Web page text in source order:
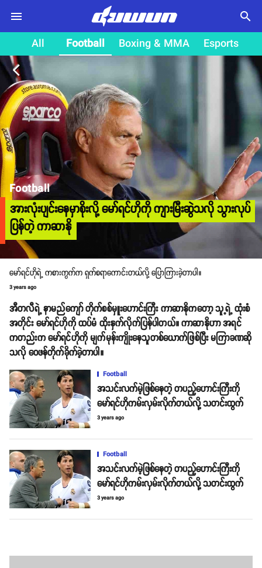
search
All Football Boxing & MMA Esports
arrow_back_ios
Football
အားလုံးပျင်းနေမှာစိုးလို့ မော်ရင်ဟိုကို ကျားမြီးဆွဲသလို သွားလုပ်
ပြန်တဲ့ ကာဆာနို
မော်ရင်ဟိုရဲ့ ကစားကွက်က ရှက်စရာကောင်းတယ်လို့ ပြောကြားခဲ့တာပါ။
3 years ago
အီတလီရဲ့ နာမည်ကျော် တိုက်စစ်မှူးဟောင်းကြီး ကာဆာနိုကတော့ သူ့ရဲ့ ထုံးစံ
အတိုင်း မော်ရင်ဟိုကို ထပ်မံ ထိုးနှက်လိုက်ပြန်ပါတယ်။ ကာဆာနိုဟာ အရင်
ကတည်းက မော်ရင်ဟိုကို မျက်မုန်းကျိုးနေသူတစ်ယောက်ဖြစ်ပြီး မကြာခဏဆို
သလို ဝေဖန်တိုက်ခိုက်ခဲ့တာပါ။
Football
အသင်းလက်မဲ့ဖြစ်နေတဲ့ တပည့်ဟောင်းကြီးကို
မော်ရင်ဟိုကမ်းလှမ်းလိုက်တယ်လို့ သတင်းထွက်
3 years ago
Football
အသင်းလက်မဲ့ဖြစ်နေတဲ့ တပည့်ဟောင်းကြီးကို
မော်ရင်ဟိုကမ်းလှမ်းလိုက်တယ်လို့ သတင်းထွက်
3 years ago